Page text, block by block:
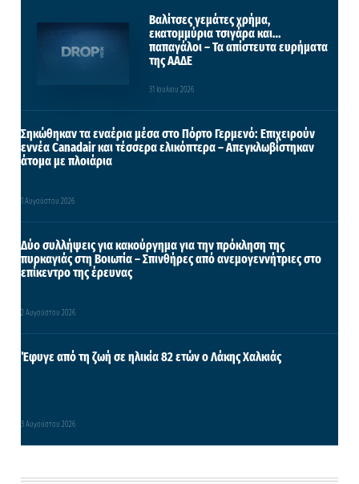
Βαλίτσες γεμάτες χρήμα,
εκατομμύρια τσιγάρα και…
παπαγάλοι – Τα απίστευτα ευρήματα
της ΑΑΔΕ
31 Ιουλίου 2026
Σηκώθηκαν τα εναέρια μέσα στο Πόρτο Γερμενό: Επιχειρούν
εννέα Canadair και τέσσερα ελικόπτερα – Απεγκλωβίστηκαν
άτομα με πλοιάρια
1 Αυγούστου 2026
Δύο συλλήψεις για κακούργημα για την πρόκληση της
πυρκαγιάς στη Βοιωτία – Σπινθήρες από ανεμογεννήτριες στο
επίκεντρο της έρευνας
2 Αυγούστου 2026
Έφυγε από τη ζωή σε ηλικία 82 ετών ο Λάκης Χαλκιάς
3 Αυγούστου 2026